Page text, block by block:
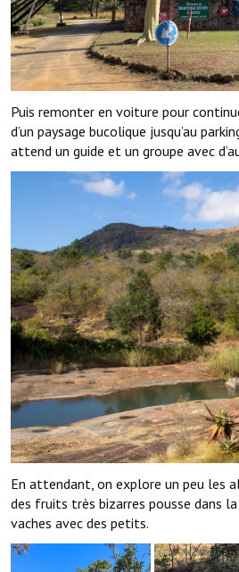
Puis remonter en voiture pour
d’un paysage bucolique jusqu’au
attend un guide et un groupe avec
En attendant, on explore un peu les
des fruits très bizarres pousse dans
vaches avec des petits.